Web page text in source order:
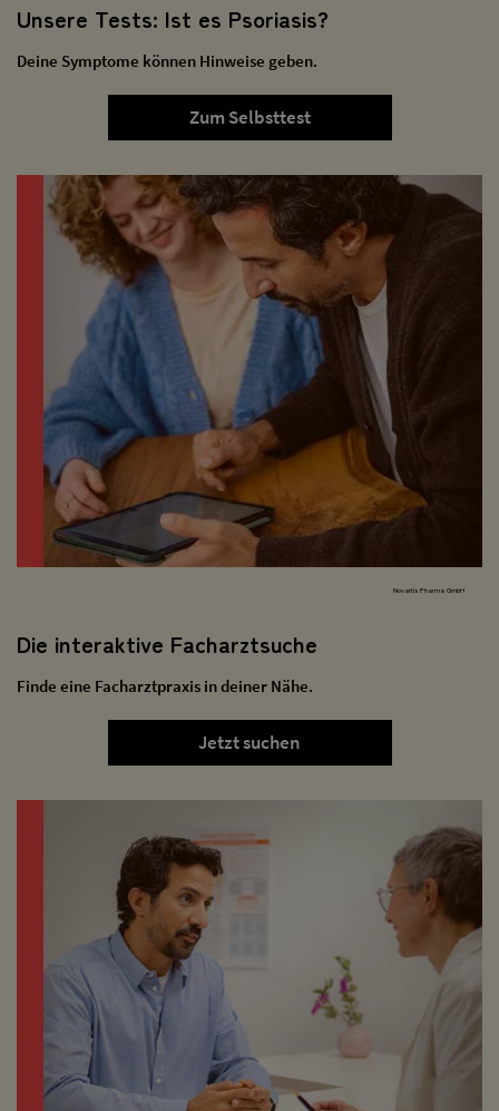
Unsere Tests: Ist es Psoriasis?
Deine Symptome können Hinweise geben.
Zum Selbsttest
Novartis Pharma GmbH
Die interaktive Facharztsuche
Finde eine Facharztpraxis in deiner Nähe.
Jetzt suchen